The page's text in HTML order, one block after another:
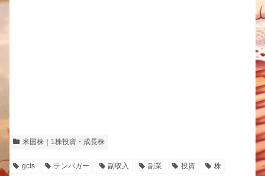
米国株｜1株投資・成長株
gcts テンバガー 副収入 副業 投資 株